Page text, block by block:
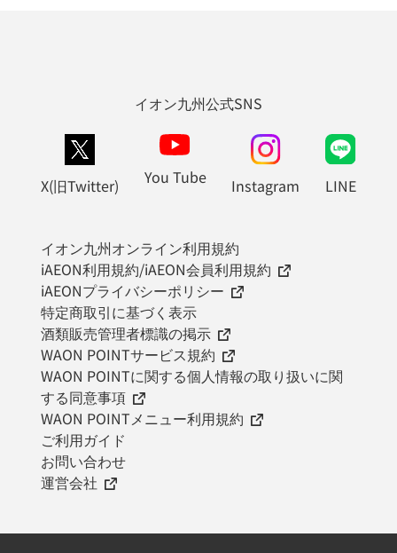
イオン九州公式SNS
X(旧Twitter) You Tube Instagram LINE
イオン九州オンライン利用規約
iAEON利用規約/iAEON会員利用規約
iAEONプライバシーポリシー
特定商取引に基づく表示
酒類販売管理者標識の掲示
WAON POINTサービス規約
WAON POINTに関する個人情報の取り扱いに関
する同意事項
WAON POINTメニュー利用規約
ご利用ガイド
お問い合わせ
運営会社